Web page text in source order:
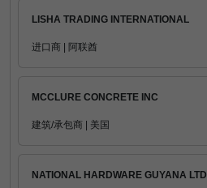
LISHA TRADING INTERNATIONAL
进口商 | 阿联酋
MCCLURE CONCRETE INC
建筑/承包商 | 美国
NATIONAL HARDWARE GUYANA LTD